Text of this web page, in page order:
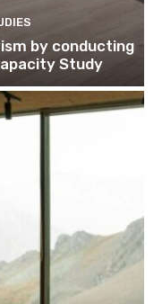
by conducting
Study